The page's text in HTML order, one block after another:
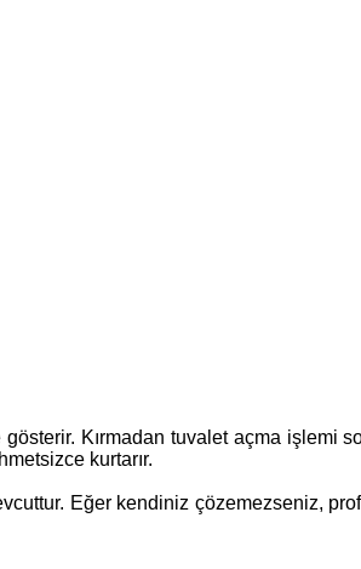
gösterir. Kırmadan tuvalet açma işlemi
kurtarır.
Eğer kendiniz çözemezseniz,